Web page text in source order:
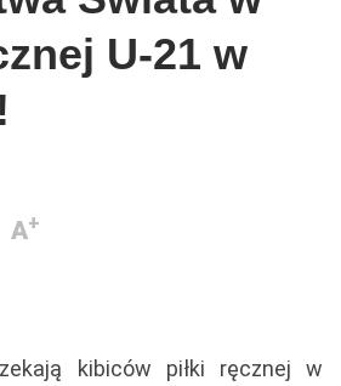
U-21 w
A+
kibiców piłki ręcznej w